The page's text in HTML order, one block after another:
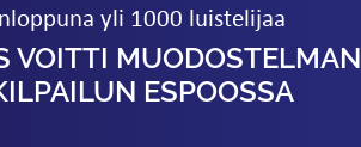
yli 1000 luistelijaa
VOITTI MUODOSTELMAN
ESPOOSSA